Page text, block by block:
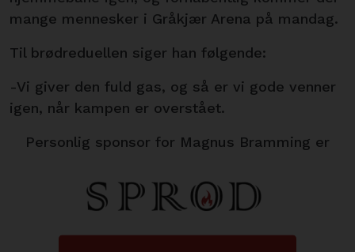
mange mennesker i Gråkjær Arena på mandag.
Til brødreduellen siger han følgende:
-Vi giver den fuld gas, og så er vi gode venner
igen, når kampen er overstået.
Personlig sponsor for Magnus Bramming er